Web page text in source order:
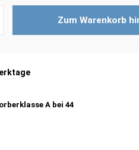
Zum Warenkorb
A bei 44